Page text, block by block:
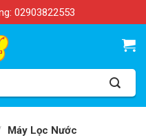
02903822553
Máy Lọc Nước